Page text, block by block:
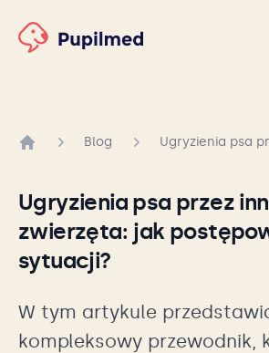
Blog Ugryzienia psa
Ugryzienia psa przez
zwierzęta: jak
sytuacji?
W tym artykule
kompleksowy przewodnik,